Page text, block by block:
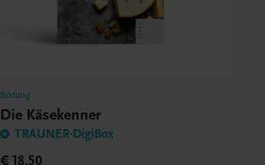
Bildung
Die Käsekenner
TRAUNER-DigiBox
€ 18,50